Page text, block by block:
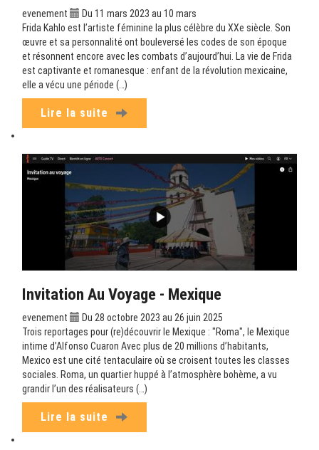
evenement
Du 11 mars 2023 au 10 mars
Frida Kahlo est l’artiste féminine la plus célèbre du XXe siècle. Son
œuvre et sa personnalité ont bouleversé les codes de son époque
et résonnent encore avec les combats d’aujourd’hui. La vie de Frida
est captivante et romanesque : enfant de la révolution mexicaine,
elle a vécu une période (…)
Lire la suite
Invitation Au Voyage - Mexique
evenement
Du 28 octobre 2023 au 26 juin 2025
Trois reportages pour (re)découvrir le Mexique : "Roma", le Mexique
intime d’Alfonso Cuaron Avec plus de 20 millions d’habitants,
Mexico est une cité tentaculaire où se croisent toutes les classes
sociales. Roma, un quartier huppé à l’atmosphère bohème, a vu
grandir l’un des réalisateurs (…)
Lire la suite